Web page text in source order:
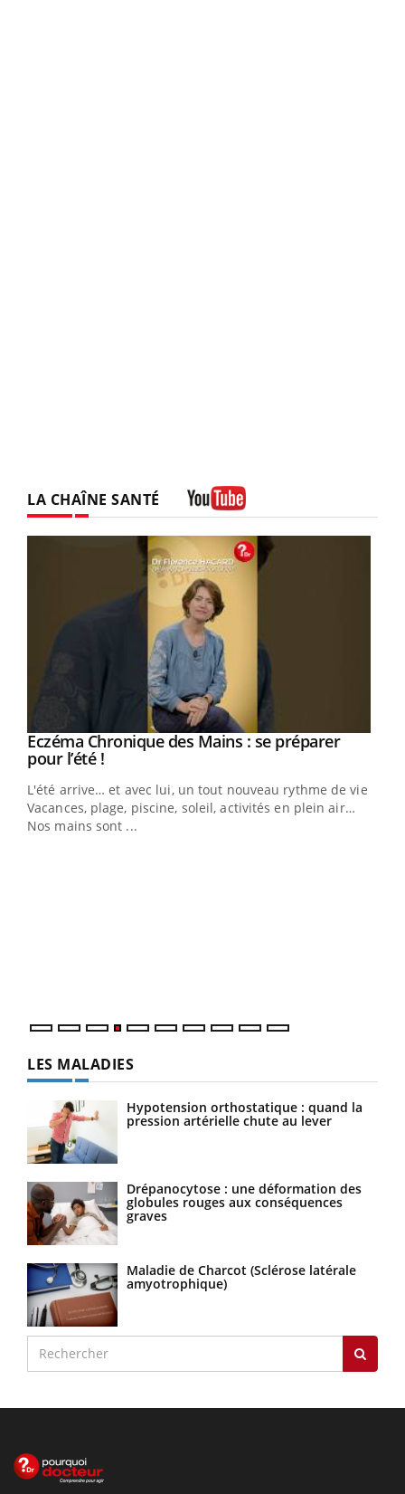
LA CHAÎNE SANTÉ
Youtube
Eczéma Chronique des Mains : se préparer
pour l’été !Youtube
L'été arrive… et avec lui, un tout nouveau rythme de vie !
Vacances, plage, piscine, soleil, activités en plein air…
Nos mains sont ...
LES MALADIES
Hypotension orthostatique : quand la
pression artérielle chute au lever
Drépanocytose : une déformation des
globules rouges aux conséquences
graves
Maladie de Charcot (Sclérose latérale
amyotrophique)